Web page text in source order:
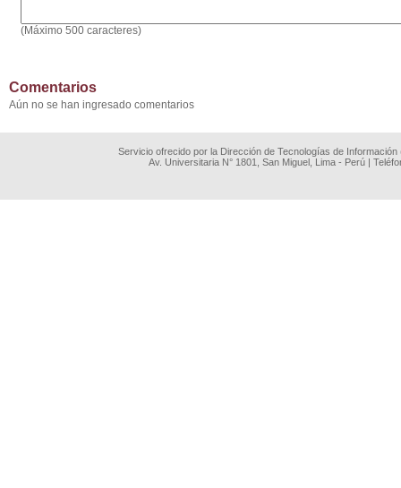
(Máximo 500 caracteres)
Comentarios
Aún no se han ingresado comentarios
Servicio ofrecido por la Dirección de Tecnologías de
Av. Universitaria N° 1801, San Miguel, Lima - Perú |